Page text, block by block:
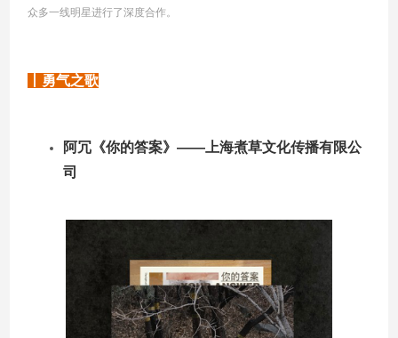
众多一线明星进行了深度合作。
丨勇气之歌
阿冗《你的答案》——上海煮草文化传播有限公
司